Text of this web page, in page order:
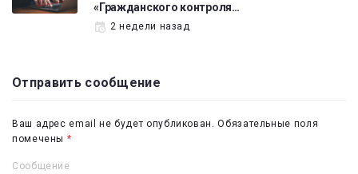
«Гражданского контроля…
2 недели назад
Отправить сообщение
Ваш адрес email не будет опубликован. Обязательные поля
помечены *
Сообщение